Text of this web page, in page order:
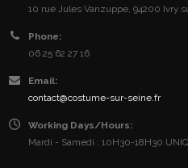
10 rue Jules Vanzuppe, 94200 Ivry
Phone:
06 25 62 27 16
Email:
contact@costume-sur-seine.fr
Working Days/Hours:
Mardi - Samedi : 10H30-18H30